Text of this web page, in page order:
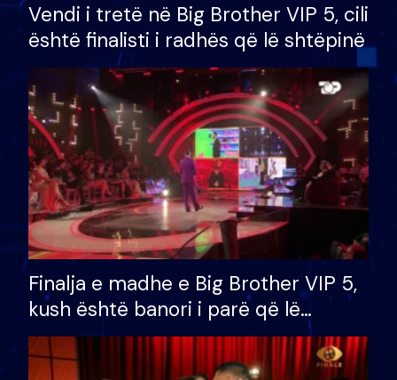
Vendi i tretë në Big Brother VIP 5, cili
është finalisti i radhës që lë shtëpinë
Finalja e madhe e Big Brother VIP 5,
kush është banori i parë që lë
shtëpinë dhe humb mundësinë për
të fituar çmimin e madh